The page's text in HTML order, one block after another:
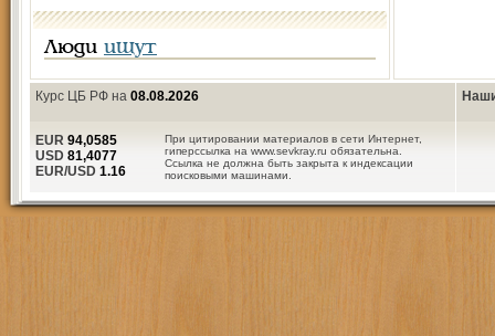
Люди ищут
Курс ЦБ РФ на 08.08.2026
При цитировании материалов в сети Интернет,
гиперссылка на www.sevkray.ru обязательна.
Ссылка не должна быть закрыта к индексации
поисковыми машинами.
EUR 94,0585
USD 81,4077
EUR/USD 1.16